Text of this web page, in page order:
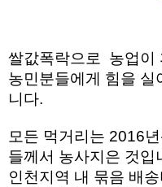
쌀값폭락으로  농업이
농민분들에게 힘을
니다.
모든 먹거리는 2016
들께서 농사지은 것입
인천지역 내 묶음 배